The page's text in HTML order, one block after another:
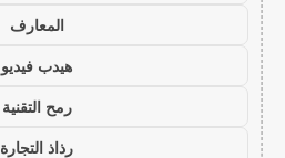
المعارف
هيدب فيديو
رمح التقنية
رذاذ التجارة